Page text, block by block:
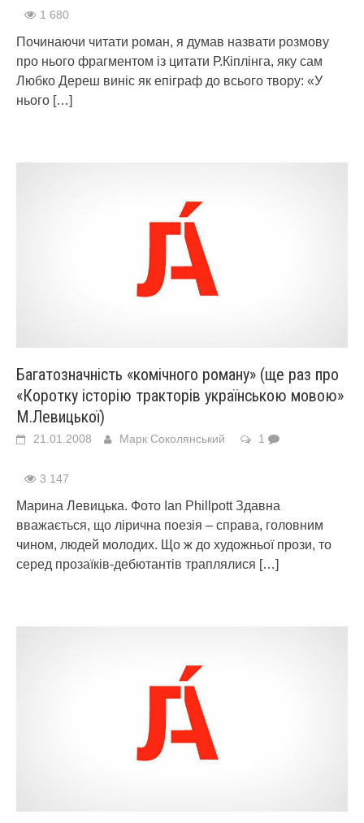
1 680
Починаючи читати роман, я думав назвати розмову
про нього фрагментом із цитати Р.Кіплінга, яку сам
Любко Дереш виніс як епіграф до всього твору: «У
нього […]
Багатозначність «комічного роману» (ще раз про
«Коротку історію тракторів українською мовою»
М.Левицької)
21.01.2008 Марк Соколянський 1
3 147
Марина Левицька. Фото Ian Phillpott Здавна
вважається, що лірична поезія – справа, головним
чином, людей молодих. Що ж до художньої прози, то
серед прозаїків-дебютантів траплялися […]